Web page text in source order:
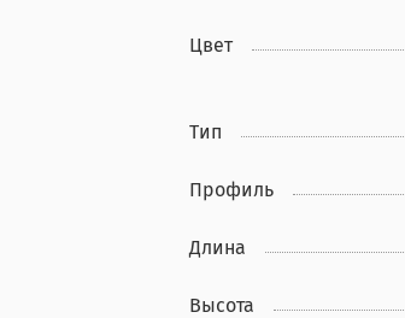
Цвет
Тип
Профиль
Длина
Высота